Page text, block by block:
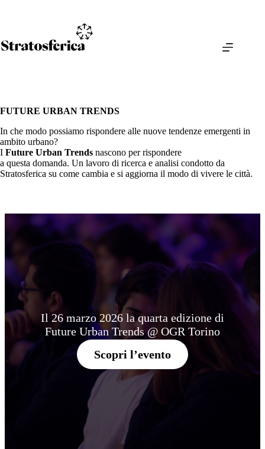
FUTURE URBAN TRENDS
In che modo possiamo rispondere alle nuove tendenze emergenti in
ambito urbano?
I Future Urban Trends nascono per rispondere
a questa domanda. Un lavoro di ricerca e analisi condotto da
Stratosferica su come cambia e si aggiorna il modo di vivere le città.
Il 26 marzo 2026 la quarta edizione di
Future Urban Trends @ OGR Torino
Scopri l’evento